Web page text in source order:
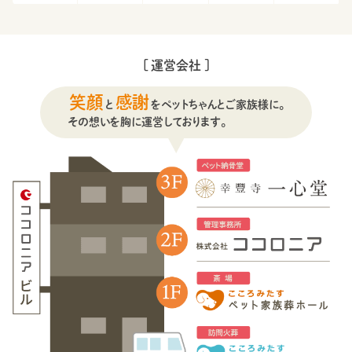
[ 運営会社 ]
笑顔 と 感謝をペットちゃんとご家族様に。
その想いを胸に運営しております。